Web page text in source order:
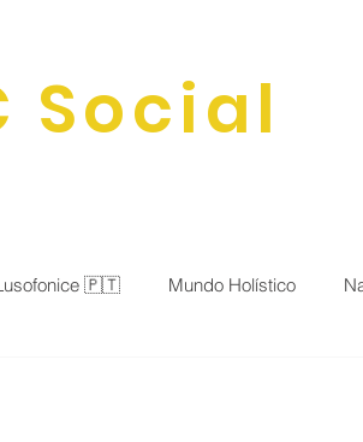
Social
🇵🇹 Mundo Holístico